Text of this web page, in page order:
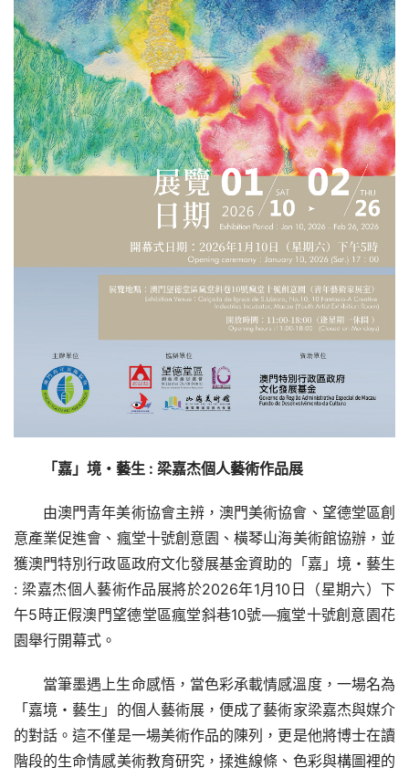
「嘉」境・藝生 : 梁嘉杰個人藝術作品展
由澳門青年美術協會主辨，澳門美術協會、望德堂區創
意產業促進會、瘋堂十號創意園、橫琴山海美術館協辦，並
獲澳門特別行政區政府文化發展基金資助的「嘉」境・藝生
: 梁嘉杰個人藝術作品展將於2026年1月10日（星期六）下
午5時正假澳門望德堂區瘋堂斜巷10號—瘋堂十號創意園花
園舉行開幕式。
當筆墨遇上生命感悟，當色彩承載情感溫度，一場名為
「嘉境・藝生」的個人藝術展，便成了藝術家梁嘉杰與媒介
的對話。這不僅是一場美術作品的陳列，更是他將博士在讀
階段的生命情感美術教育研究，揉進線條、色彩與構圖裡的